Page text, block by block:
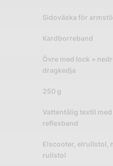
Sidoväska för
Kardborreband
Övre med lock +
dragkedja
250 g
Vattentålig textil med
reflexband
Elscooter, elrullstol,
rullstol